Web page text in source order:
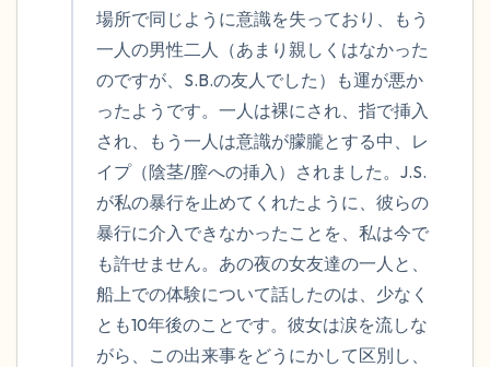
場所で同じように意識を失っており、もう
一人の男性二人（あまり親しくはなかった
のですが、S.B.の友人でした）も運が悪か
ったようです。一人は裸にされ、指で挿入
され、もう一人は意識が朦朧とする中、レ
イプ（陰茎/膣への挿入）されました。J.S.
が私の暴行を止めてくれたように、彼らの
暴行に介入できなかったことを、私は今で
も許せません。あの夜の女友達の一人と、
船上での体験について話したのは、少なく
とも10年後のことです。彼女は涙を流しな
がら、この出来事をどうにかして区別し、